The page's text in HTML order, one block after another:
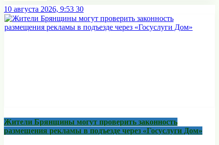
10 августа 2026, 9:53 30
Жители Брянщины могут проверить законность
размещения рекламы в подъезде через «Госуслуги Дом»